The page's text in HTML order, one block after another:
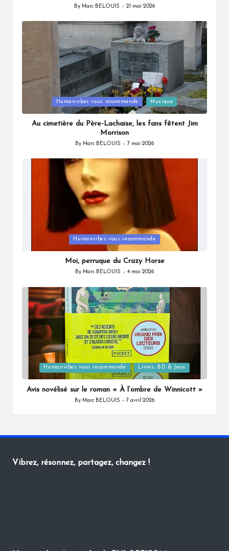
Posted
By Marc BELOUIS 21 mai 2026
in
Humanvibes vous recommande Musique
Au cimetière du Père-Lachaise, les fans fêtent Jim
Morrison
Posted
By Marc BELOUIS 7 mai 2026
in
Humanvibes vous recommande
Moi, perruque du Crazy Horse
Posted
By Marc BELOUIS 4 mai 2026
Posted
in
Humanvibes vous recommande Livres, BD & Jeux
Avis novélisé sur le roman « À l’ombre de Winnicott »
Posted
By Marc BELOUIS 7 avril 2026
Vibrez, résonnez, partagez, changez !